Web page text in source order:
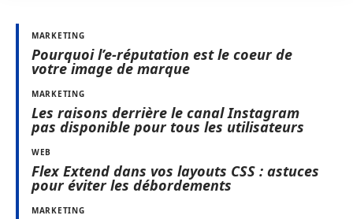
MARKETING
Pourquoi l’e-réputation est le coeur de
votre image de marque
MARKETING
Les raisons derrière le canal Instagram
pas disponible pour tous les utilisateurs
WEB
Flex Extend dans vos layouts CSS : astuces
pour éviter les débordements
MARKETING